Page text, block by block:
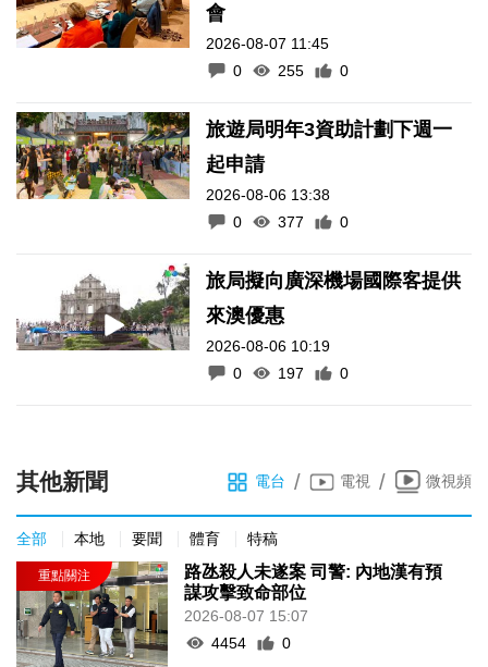
會
2026-08-07 11:45
0
255 0
旅遊局明年3資助計劃下週一
起申請
2026-08-06 13:38
0
377 0
旅局擬向廣深機場國際客提供
來澳優惠
2026-08-06 10:19
0
197 0
其他新聞 電台 / 電視 / 微視頻
全部 本地 要聞 體育 特稿
路氹殺人未遂案 司警: 內地漢有預
謀攻擊致命部位
2026-08-07 15:07
4454
0